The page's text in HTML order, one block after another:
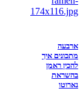
ארבעה
מתכונים איך
להכין ראמן
בהשראת
נארוטו